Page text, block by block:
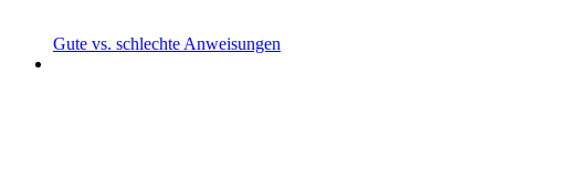
Gute vs. schlechte Anweisungen